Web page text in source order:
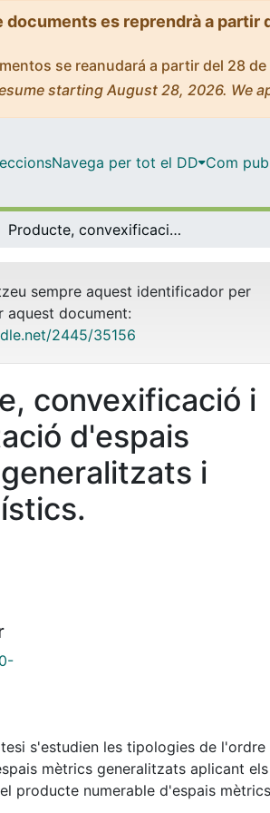
es reprendrà a partir
se reanudará a partir del 28
starting August 28, 2026. We
Navega per tot el DD Com
Producte, convexificació i completació d'espais mètrics generalitzats i probabilístics.
sempre aquest identificador per
aquest document:
2445/35156
convexificació i
d'espais
i
s'estudien les tipologies de l'ordre
mètrics generalitzats aplicant els
producte numerable d'espais mètrics